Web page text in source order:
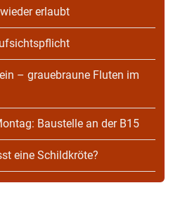
erlaubt
– grauebraune Fluten im
Baustelle an der B15
eine Schildkröte?